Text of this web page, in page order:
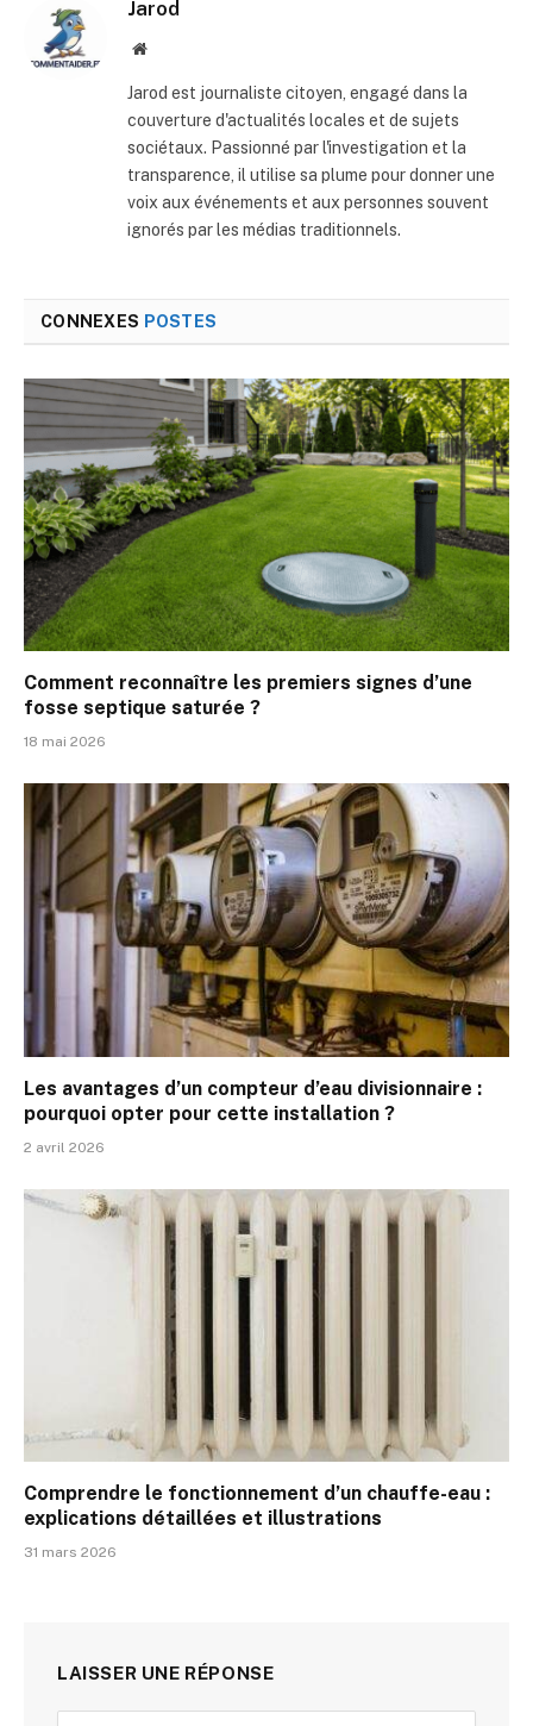
Jarod
Site
Jarod est journaliste citoyen, engagé dans la
couverture d'actualités locales et de sujets
sociétaux. Passionné par l'investigation et la
transparence, il utilise sa plume pour donner une
voix aux événements et aux personnes souvent
ignorés par les médias traditionnels.
CONNEXES POSTES
Comment reconnaître les premiers signes d’une
fosse septique saturée ?
18 mai 2026
Les avantages d’un compteur d’eau divisionnaire :
pourquoi opter pour cette installation ?
2 avril 2026
Comprendre le fonctionnement d’un chauffe-eau :
explications détaillées et illustrations
31 mars 2026
LAISSER UNE RÉPONSE